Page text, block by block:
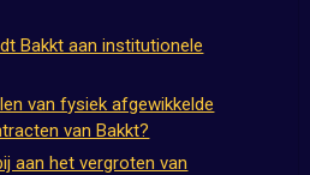
Bakkt aan institutionele
van fysiek afgewikkelde
van Bakkt?
aan het vergroten van